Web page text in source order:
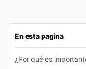
En esta pagina
¿Por qué es